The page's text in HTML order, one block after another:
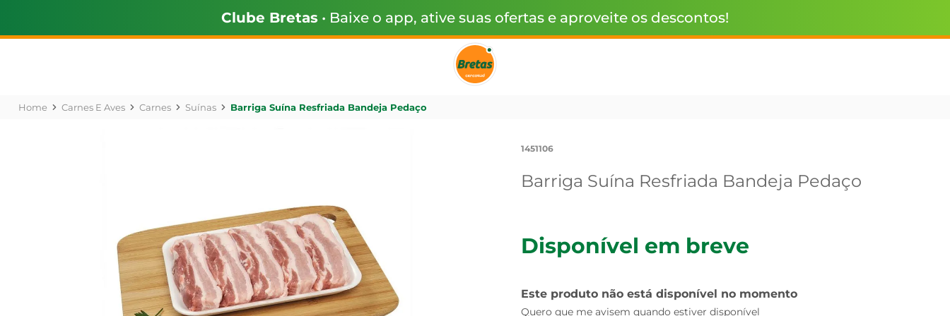
Clube Bretas • Baixe o app, ative suas ofertas e aproveite os descontos!
Carnes E Aves Carnes Suínas Barriga Suína Resfriada Bandeja Pedaço
1451106
Barriga Suína Resfriada Bandeja Pedaço
Disponível em breve
Este produto não está disponível no momento
Quero que me avisem quando estiver disponível